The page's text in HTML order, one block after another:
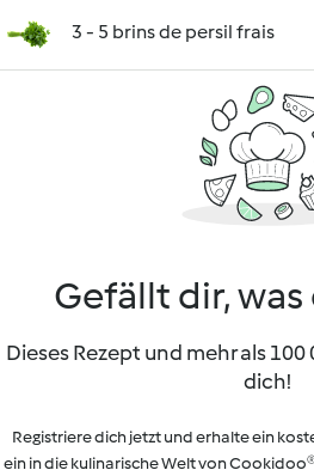
3 - 5 brins de persil frais
Gefällt dir, was
Dieses Rezept und mehr als
dich!
Registriere dich jetzt und erhalte ein
ein in die kulinarische Welt von